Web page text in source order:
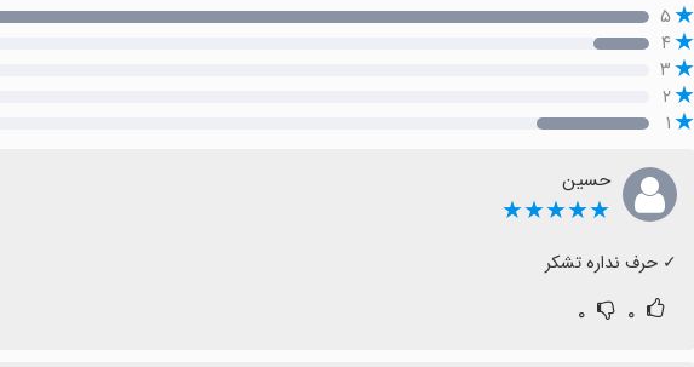
۵
۴
۳
۲
۱
حسين
★★★★★
‏✓ حرف نداره تشکر
۰ ۰